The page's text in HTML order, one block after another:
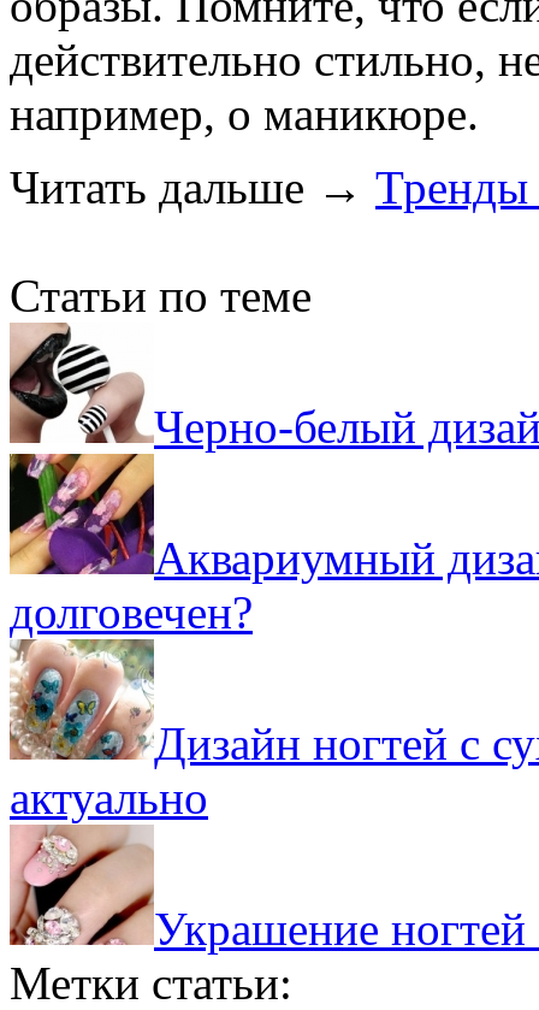
действительно стильно,
например, о маникюре.
Читать дальше → Тренды
Статьи по теме
Черно-белый
Аквариумный
долговечен?
Дизайн ногтей с
актуально
Украшение ногтей
Метки статьи: